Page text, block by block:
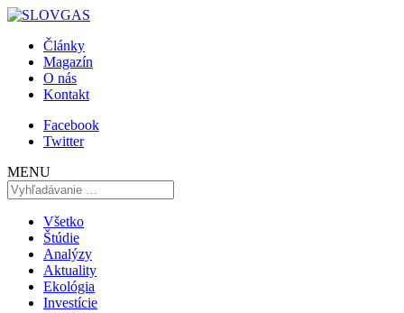
Články
Magazín
O nás
Kontakt
Facebook
Twitter
MENU
Všetko
Štúdie
Analýzy
Aktuality
Ekológia
Investície